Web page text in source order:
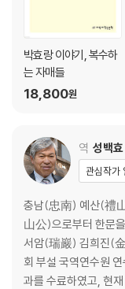
31. 백호白湖 임제林悌
32. 남에게 굽히기를 싫
33. 고아하면서도 법도
34. 선진·당송의 고문과
35. 음이생陰飴甥의 말
37. 천고 문장의 정맥正
38. 선진 제자의 높은 식
39. 명나라의 여러 문학
40. 고문의 법도와 이반
41. 시를 논하는 천고
42. 이백과 두보가 숭상
43. 송나라 주요 시인의
44. 명나라 주요 시인의
박효랑 이야기, 복수하
는 자매들
18,800원
역 성백효
관심작가
충남(忠南) 예산(禮
山公)으로부터 한문
서암(瑞巖) 김희진(
회 부설 국역연수원
과를 수료하였고, 현